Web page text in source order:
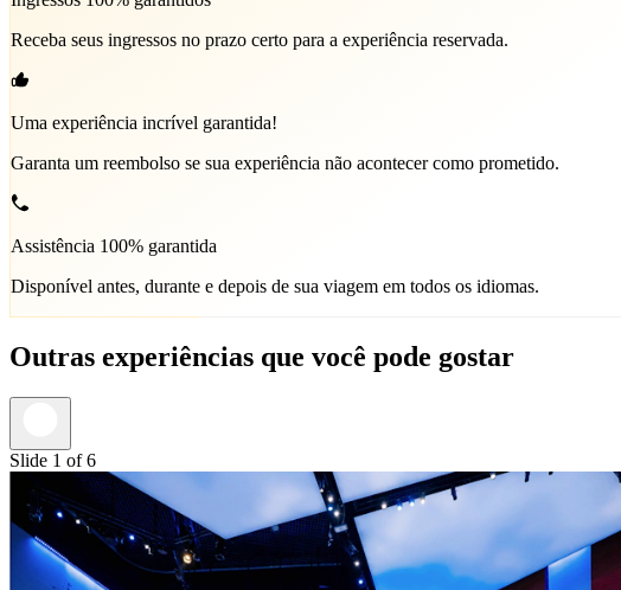
Receba seus ingressos no prazo certo para a experiência reservada.
Uma experiência incrível garantida!
Garanta um reembolso se sua experiência não acontecer como prometido.
Assistência 100% garantida
Disponível antes, durante e depois de sua viagem em todos os idiomas.
Outras experiências que você pode gostar
Slide 1 of 6